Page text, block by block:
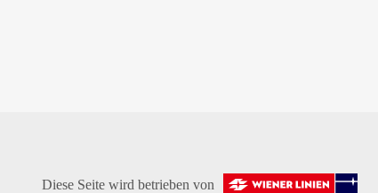
Diese Seite wird betrieben von